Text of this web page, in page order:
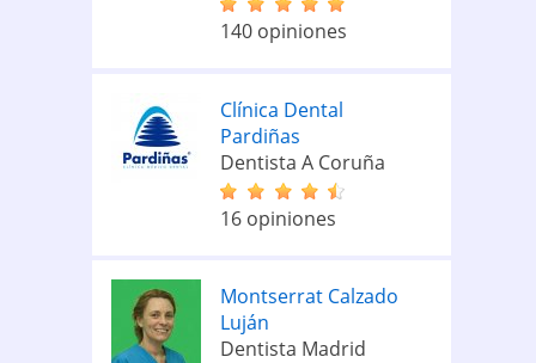
140 opiniones
Clínica Dental
Pardiñas
Dentista A Coruña
16 opiniones
Montserrat Calzado
Luján
Dentista Madrid